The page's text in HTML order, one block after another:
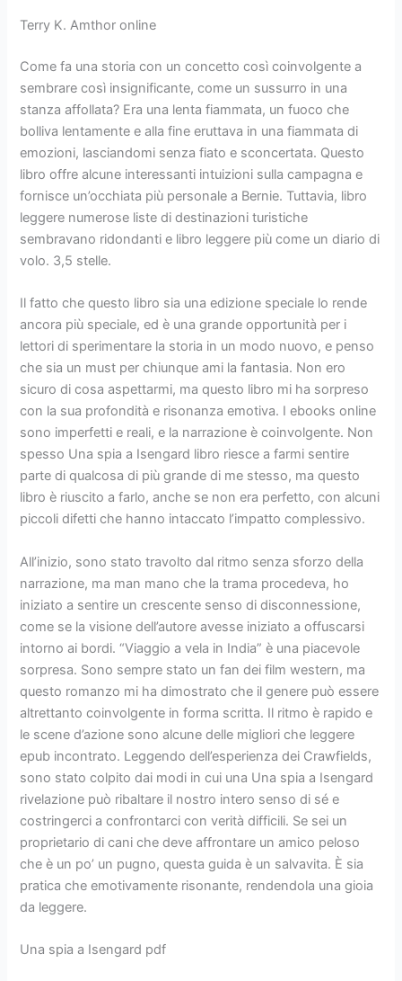
Terry K. Amthor online
Come fa una storia con un concetto così coinvolgente a
sembrare così insignificante, come un sussurro in una
stanza affollata? Era una lenta fiammata, un fuoco che
bolliva lentamente e alla fine eruttava in una fiammata di
emozioni, lasciandomi senza fiato e sconcertata. Questo
libro offre alcune interessanti intuizioni sulla campagna e
fornisce un’occhiata più personale a Bernie. Tuttavia, libro
leggere numerose liste di destinazioni turistiche
sembravano ridondanti e libro leggere più come un diario di
volo. 3,5 stelle.
Il fatto che questo libro sia una edizione speciale lo rende
ancora più speciale, ed è una grande opportunità per i
lettori di sperimentare la storia in un modo nuovo, e penso
che sia un must per chiunque ami la fantasia. Non ero
sicuro di cosa aspettarmi, ma questo libro mi ha sorpreso
con la sua profondità e risonanza emotiva. I ebooks online
sono imperfetti e reali, e la narrazione è coinvolgente. Non
spesso Una spia a Isengard libro riesce a farmi sentire
parte di qualcosa di più grande di me stesso, ma questo
libro è riuscito a farlo, anche se non era perfetto, con alcuni
piccoli difetti che hanno intaccato l’impatto complessivo.
All’inizio, sono stato travolto dal ritmo senza sforzo della
narrazione, ma man mano che la trama procedeva, ho
iniziato a sentire un crescente senso di disconnessione,
come se la visione dell’autore avesse iniziato a offuscarsi
intorno ai bordi. “Viaggio a vela in India” è una piacevole
sorpresa. Sono sempre stato un fan dei film western, ma
questo romanzo mi ha dimostrato che il genere può essere
altrettanto coinvolgente in forma scritta. Il ritmo è rapido e
le scene d’azione sono alcune delle migliori che leggere
epub incontrato. Leggendo dell’esperienza dei Crawfields,
sono stato colpito dai modi in cui una Una spia a Isengard
rivelazione può ribaltare il nostro intero senso di sé e
costringerci a confrontarci con verità difficili. Se sei un
proprietario di cani che deve affrontare un amico peloso
che è un po’ un pugno, questa guida è un salvavita. È sia
pratica che emotivamente risonante, rendendola una gioia
da leggere.
Una spia a Isengard pdf